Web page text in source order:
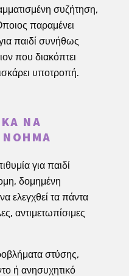
συζήτηση,
παραμένει
παιδί συνήθως
που διακόπτει
υποτροπή.
ΝΑ
ΝΌΗΜΑ
για παιδί
δομημένη
ελεγχθεί τα πάντα
αντιμετωπίσιμες
στύσης,
ή ανησυχητικό